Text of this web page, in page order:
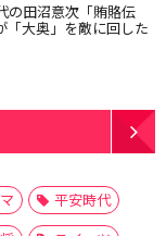
の田沼意次「賄賂伝
「大奥」を敵に回した
平安時代